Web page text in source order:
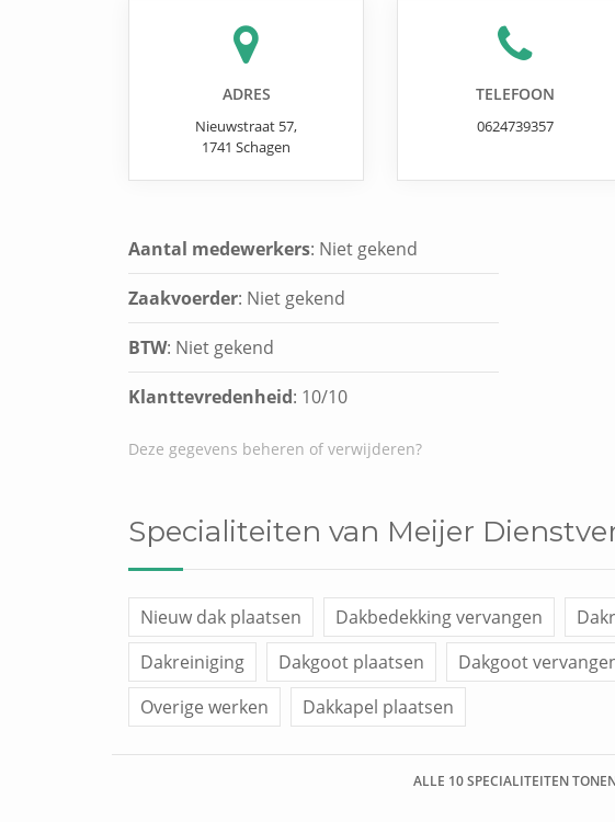
ADRES
Nieuwstraat 57,
1741 Schagen
TELEFOON
0624739357
Aantal medewerkers: Niet gekend
Zaakvoerder: Niet gekend
BTW: Niet gekend
Klanttevredenheid: 10/10
Deze gegevens beheren of verwijderen?
Specialiteiten van Meijer
Nieuw dak plaatsen Dakbedekking vervangen
Dakreiniging
Dakgoot plaatsen Dakgoot
Overige werken
Dakkapel plaatsen
ALLE 10 SPECIALITEITEN